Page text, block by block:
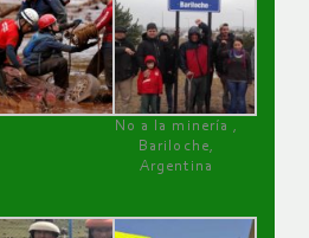
No a la minería ,
Bariloche,
Argentina